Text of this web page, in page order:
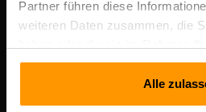
Partner führen diese
weiteren Daten zusammen, die
gesammelt haben.
Alle
Adresse: Harju maakond,
Vesivärava tn 50-201, 10152